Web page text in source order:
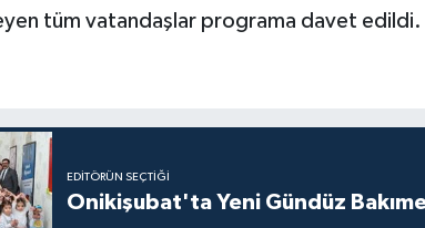
tüm vatandaşlar programa davet edildi.
EDITÖRÜN SEÇTIĞI
Onikişubat'ta Yeni Gündüz